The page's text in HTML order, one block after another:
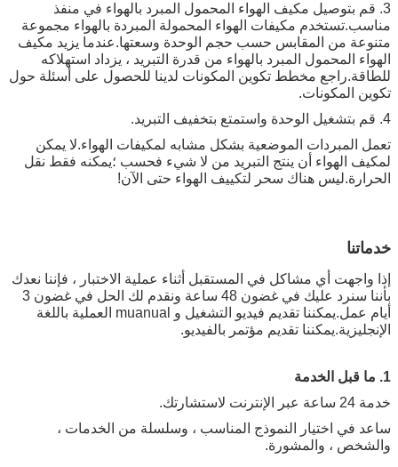
3. قم بتوصيل مكيف الهواء المحمول المبرد بالهواء في منفذ
مناسب.تستخدم مكيفات الهواء المحمولة المبردة بالهواء مجموعة
متنوعة من المقابس حسب حجم الوحدة وسعتها.عندما يزيد مكيف
الهواء المحمول المبرد بالهواء من قدرة التبريد ، يزداد استهلاكه
للطاقة.راجع مخطط تكوين المكونات لدينا للحصول على أسئلة حول
تكوين المكونات.
4. قم بتشغيل الوحدة واستمتع بتخفيف التبريد.
تعمل المبردات الموضعية بشكل مشابه لمكيفات الهواء.لا يمكن
لمكيف الهواء أن ينتج التبريد من لا شيء فحسب ؛يمكنه فقط نقل
الحرارة.ليس هناك سحر لتكييف الهواء حتى الآن!
خدماتنا
إذا واجهت أي مشاكل في المستقبل أثناء عملية الاختبار ، فإننا نعدك
بأننا سنرد عليك في غضون 48 ساعة ونقدم لك الحل في غضون 3
أيام عمل.يمكننا تقديم فيديو التشغيل و muanual العملية باللغة
الإنجليزية.يمكننا تقديم مؤتمر بالفيديو.
1. ما قبل الخدمة
خدمة 24 ساعة عبر الإنترنت لاستشارتك.
ساعد في اختيار النموذج المناسب ، وسلسلة من الخدمات ،
والشخص ، والمشورة.